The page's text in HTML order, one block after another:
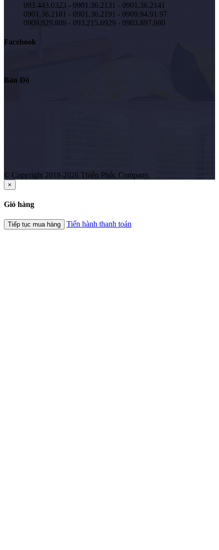
093.443.0323 - 0901.36.2131 - 0901.36.2141
0901.36.2181 - 0901.36.2191 - 0909.94.91.97
0909.929.809 - 093.215.6929 - 0903.897.980
Facebook
Bản Đồ
© Copyright 2018-2026 Thiên Phúc Company.
×
Giỏ hàng
Tiếp tục mua hàng Tiến hành thanh toán